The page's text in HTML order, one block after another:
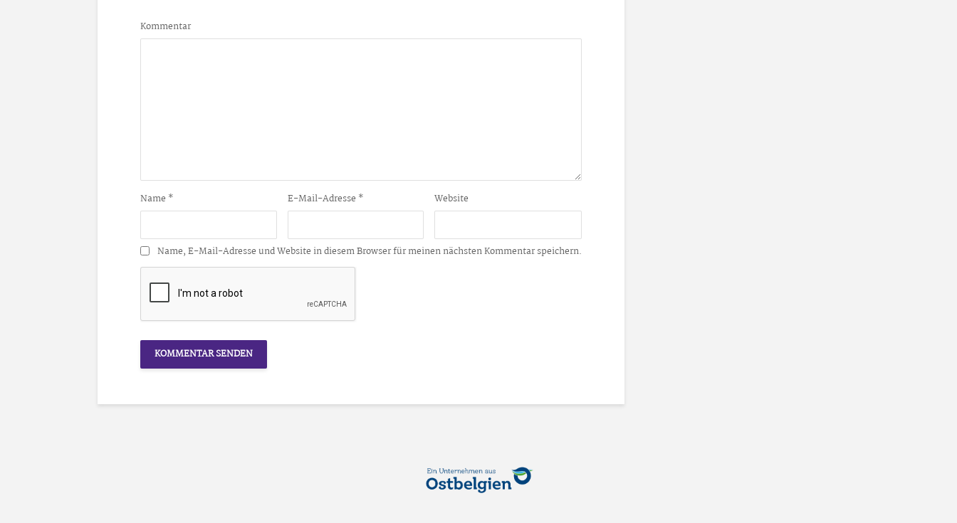
Kommentar
Name * E-Mail-Adresse * Website
Name, E-Mail-Adresse und Website in diesem Browser für meinen nächsten Kommentar speichern.